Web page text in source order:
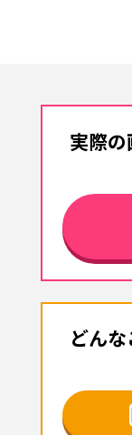
実際
どん